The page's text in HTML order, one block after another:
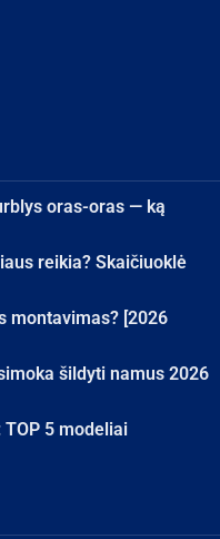
oras-oras — ką
reikia? Skaičiuoklė
montavimas? [2026
šildyti namus 2026
5 modeliai